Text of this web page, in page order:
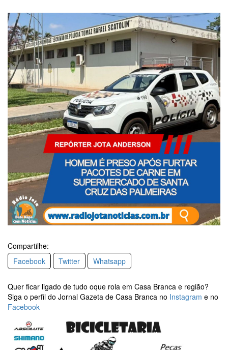
Compartilhe:
Facebook
Twitter Whatsapp
Quer ficar ligado de tudo oque rola em Casa Branca e região?
Siga o perfil do Jornal Gazeta de Casa Branca no Instagram e no
Facebook